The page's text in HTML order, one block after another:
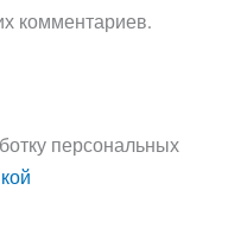
комментариев.
персональных